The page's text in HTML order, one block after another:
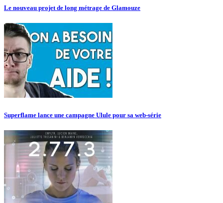
Le nouveau projet de long métrage de Glamouze
Superflame lance une campagne Ulule pour sa web-série